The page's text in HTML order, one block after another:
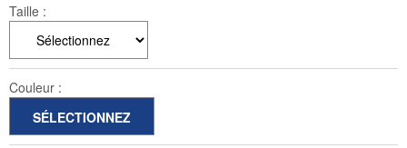
Taille :
Couleur :